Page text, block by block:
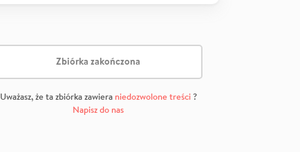
Zbiórka zakończona
Uważasz, że ta zbiórka zawiera niedozwolone treści?
Napisz do nas